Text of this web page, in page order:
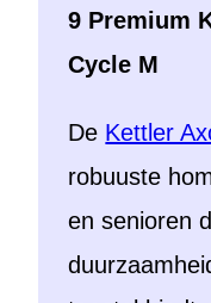
9 Premium
Cycle M
De Kettler
robuuste
en senioren